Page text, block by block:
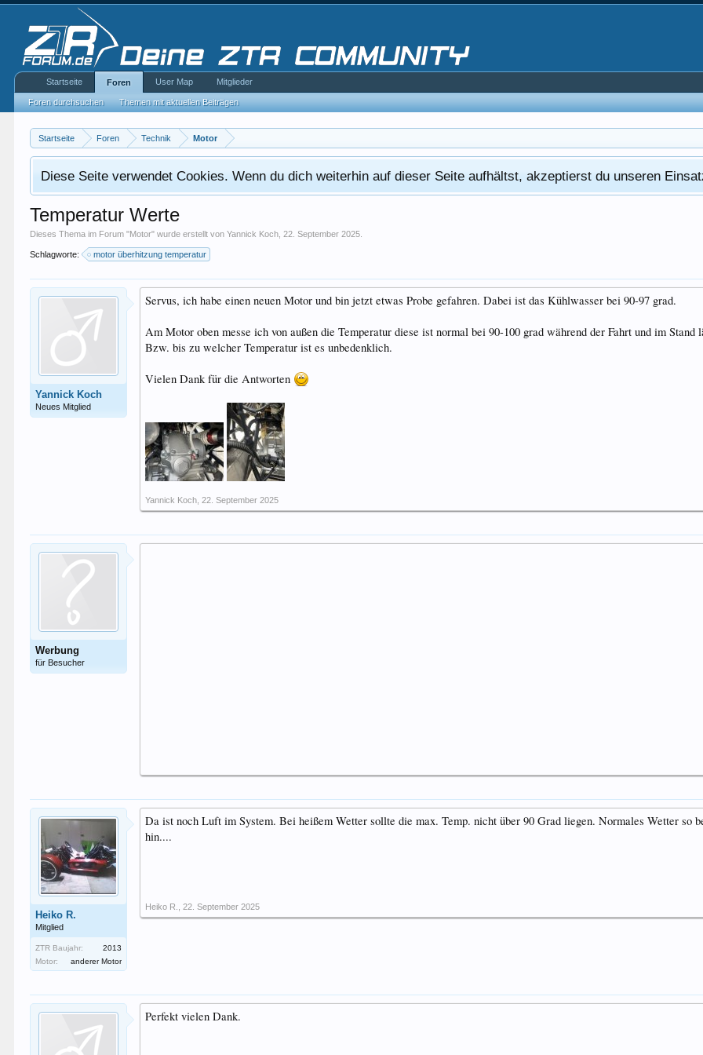
Startseite Foren Technik Motor
Diese Seite verwendet Cookies. Wenn du dich weiterhin auf dieser Seite aufhältst, akzeptierst du unseren
Temperatur Werte
Dieses Thema im Forum "Motor" wurde erstellt vonYannick Koch ,22. September 2025
Schlagworte: motor überhitzung temperatur
Yannick Koch
Neues Mitglied
Servus, ich habe einen neuen Motor und bin jetzt etwas Probe gefahren. Dabei ist das Kühlwasser bei 90-97 grad.
Am Motor oben messe ich von außen die Temperatur diese ist normal bei 90-100 grad während der Fahrt und im
Bzw. bis zu welcher Temperatur ist es unbedenklich.
Vielen Dank für die Antworten
Yannick Koch 22. September 2025
Werbung
für Besucher
Heiko R.
Mitglied
ZTR Baujahr:
2013
Motor:
anderer Motor
Da ist noch Luft im System. Bei heißem Wetter sollte die max. Temp. nicht über 90 Grad liegen. Normales Wetter so
hin....
Heiko R. 22. September 2025
Perfekt vielen Dank.
Startseite Foren
Foren durchsuchen Themen mit aktuellen Beiträgen
User Map Mitglieder